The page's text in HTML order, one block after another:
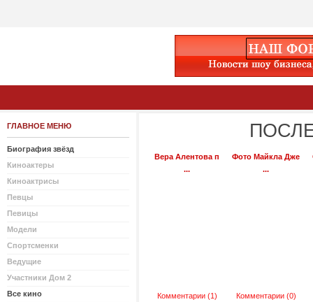
ГЛАВНОЕ МЕНЮ
Биография звёзд
Киноактеры
Киноактрисы
Певцы
Певицы
Модели
Спортсменки
Ведущие
Участники Дом 2
Все кино
Вера Алентова п
...
Комментарии (1)
Фото Майкла Дже
...
Комментарии (0)